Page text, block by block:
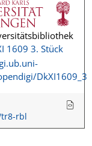
1609 3. Stück
DkXI1609_3
rbl